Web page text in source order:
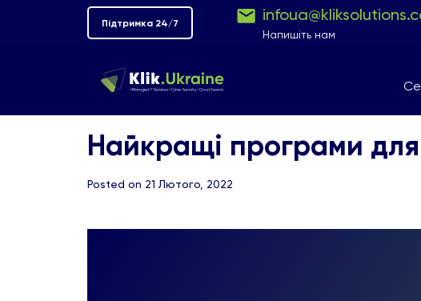
Підтримка 24/7
Напишіть нам
Найкращі програми для
Posted on 21 Лютого, 2022